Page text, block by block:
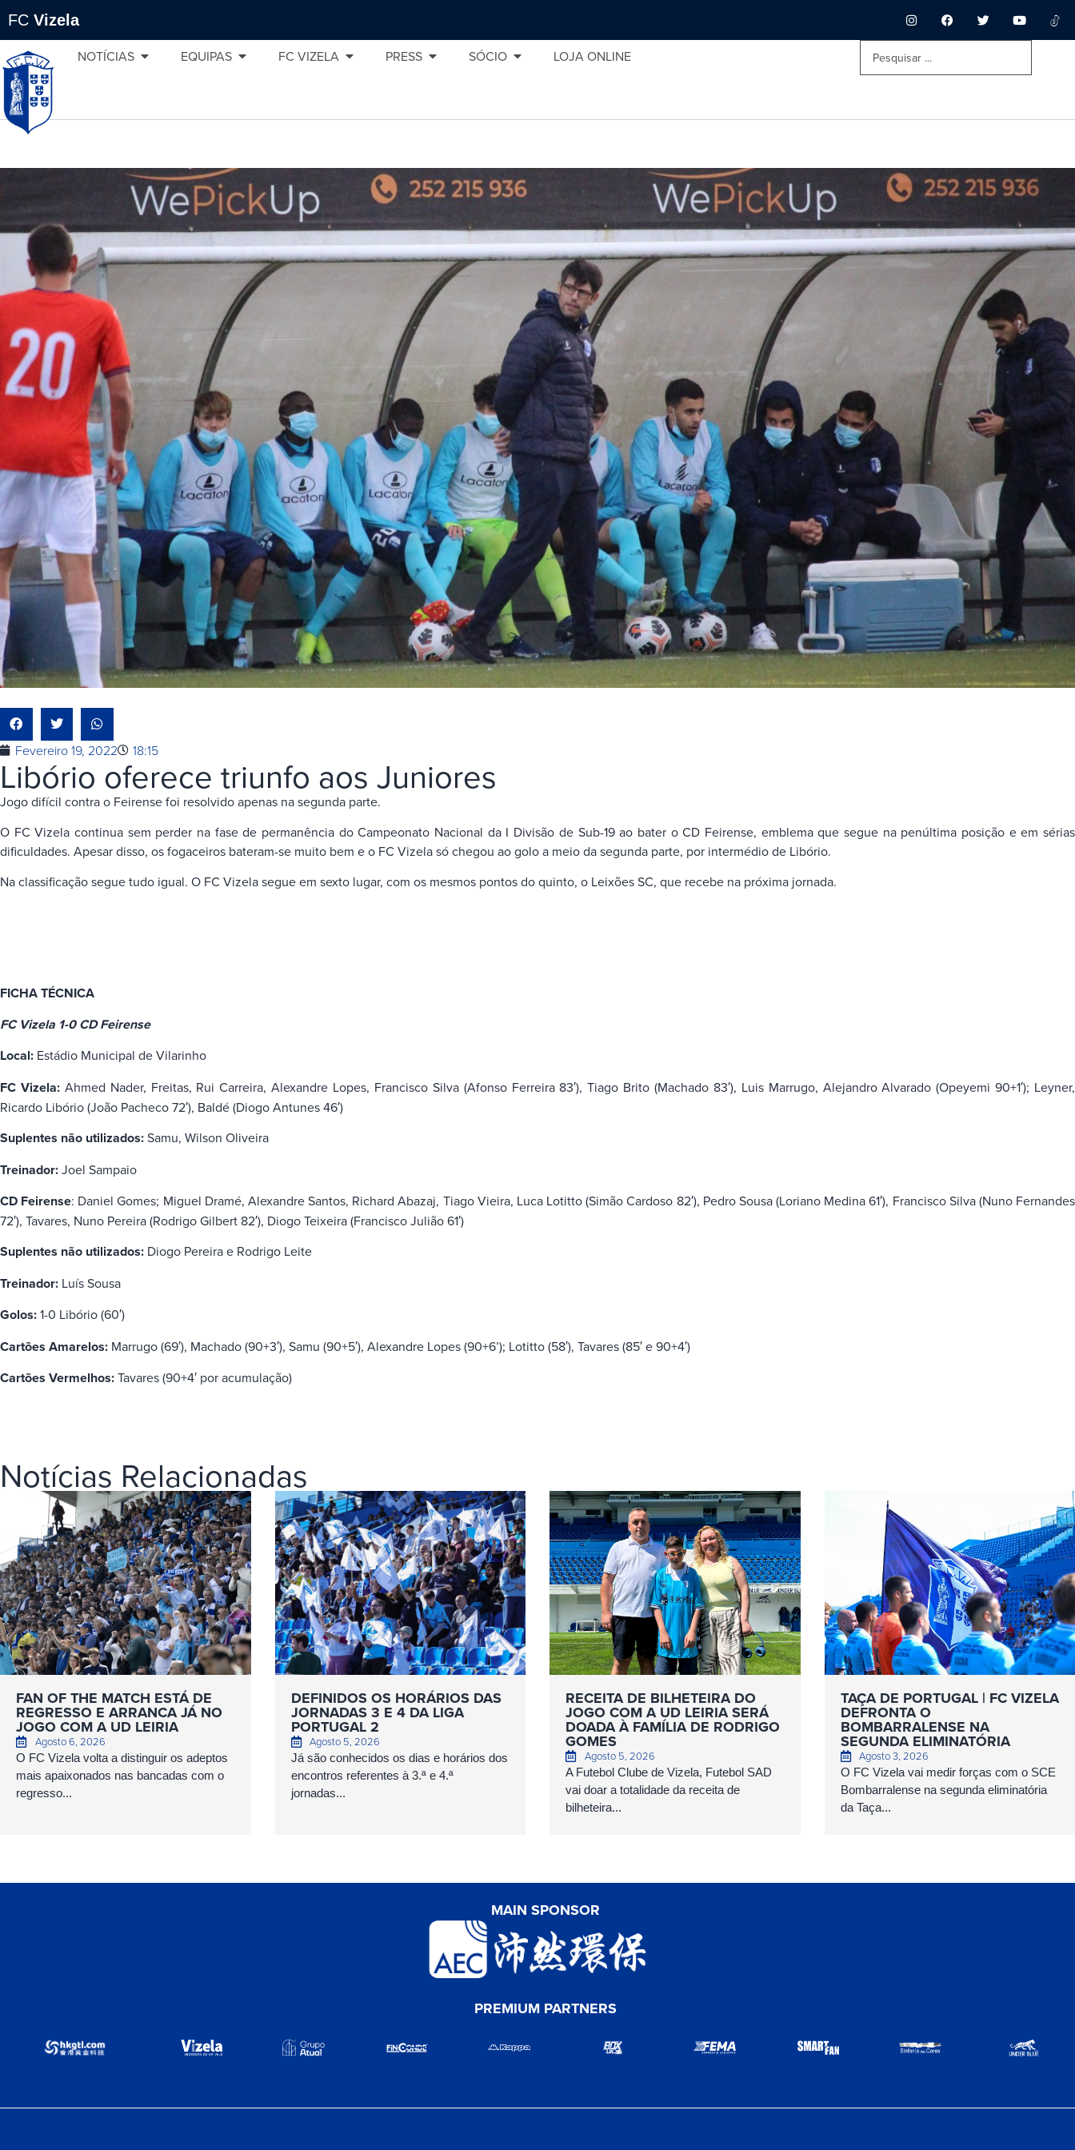
FC Vizela
NOTÍCIAS EQUIPAS FC VIZELA PRESS SÓCIO LOJA ONLINE
Fevereiro 19, 2022 18:15
Libório oferece triunfo aos Juniores
Jogo difícil contra o Feirense foi resolvido apenas na segunda parte.
O FC Vizela continua sem perder na fase de permanência do Campeonato Nacional da I Divisão de Sub-19 ao bater o CD Feirense, emblema que segue na penúltima posição e em sérias
dificuldades. Apesar disso, os fogaceiros bateram-se muito bem e o FC Vizela só chegou ao golo a meio da segunda parte, por intermédio de Libório.
Na classificação segue tudo igual. O FC Vizela segue em sexto lugar, com os mesmos pontos do quinto, o Leixões SC, que recebe na próxima jornada.
FICHA TÉCNICA
FC Vizela 1-0 CD Feirense
Local: Estádio Municipal de Vilarinho
FC Vizela: Ahmed Nader, Freitas, Rui Carreira, Alexandre Lopes, Francisco Silva (Afonso Ferreira 83′), Tiago Brito (Machado 83′), Luis Marrugo, Alejandro Alvarado (Opeyemi 90+1′); Leyner,
Ricardo Libório (João Pacheco 72′), Baldé (Diogo Antunes 46′)
Suplentes não utilizados:Samu, Wilson Oliveira
Treinador:Joel Sampaio
CD Feirense: Daniel Gomes; Miguel Dramé, Alexandre Santos, Richard Abazaj, Tiago Vieira, Luca Lotitto (Simão Cardoso 82′), Pedro Sousa (Loriano Medina 61′), Francisco Silva (Nuno Fernandes
72′), Tavares, Nuno Pereira (Rodrigo Gilbert 82′), Diogo Teixeira (Francisco Julião 61′)
Suplentes não utilizados: Diogo Pereira e Rodrigo Leite
Treinador: Luís Sousa
Golos:1-0 Libório (60′)
Cartões Amarelos: Marrugo (69′), Machado (90+3′), Samu (90+5′), Alexandre Lopes (90+6’); Lotitto (58′), Tavares (85′ e 90+4′)
Cartões Vermelhos:Tavares (90+4′ por acumulação)
Notícias Relacionadas
FAN OF THE MATCH ESTÁ DE
REGRESSO E ARRANCA JÁ NO
JOGO COM A UD LEIRIA
Agosto 6, 2026
O FC Vizela volta a distinguir os adeptos
mais apaixonados nas bancadas com o
regresso...
DEFINIDOS OS HORÁRIOS DAS
JORNADAS 3 E 4 DA LIGA
PORTUGAL 2
Agosto 5, 2026
Já são conhecidos os dias e horários dos
encontros referentes à 3.ª e 4.ª
jornadas...
RECEITA DE BILHETEIRA DO
JOGO COM A UD LEIRIA SERÁ
DOADA À FAMÍLIA DE RODRIGO
GOMES
Agosto 5, 2026
A Futebol Clube de Vizela, Futebol SAD
vai doar a totalidade da receita de
bilheteira...
TAÇA DE PORTUGAL | FC VIZELA
DEFRONTA O
BOMBARRALENSE NA
SEGUNDA ELIMINATÓRIA
Agosto 3, 2026
O FC Vizela vai medir forças com o SCE
Bombarralense na segunda eliminatória
da Taça...
MAIN SPONSOR
PREMIUM PARTNERS